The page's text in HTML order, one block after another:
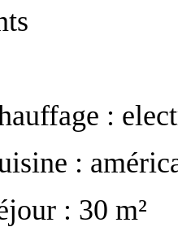
:
:
: 30 m²